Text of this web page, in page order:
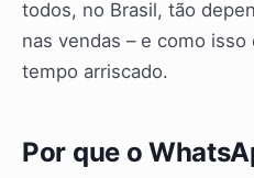
todos, no Brasil, tão
nas vendas – e como
tempo arriscado.
Por que o